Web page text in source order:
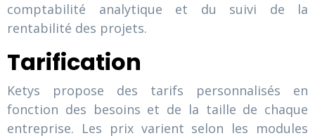
comptabilité analytique et du suivi de la
rentabilité des projets.
Tarification
Ketys propose des tarifs personnalisés en
fonction des besoins et de la taille de chaque
entreprise. Les prix varient selon les modules